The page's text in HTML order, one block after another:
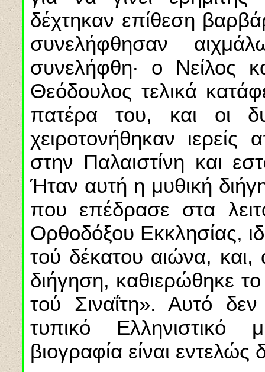
δέχτηκαν επίθεση
συνελήφθησαν
συνελήφθη· ο Νείλος
Θεόδουλος τελικά
πατέρα του, και οι
χειροτονήθηκαν
στην Παλαιστίνη και
Ήταν αυτή η μυθική
που επέδρασε στα
Ορθοδόξου Εκκλησίας,
τού δέκατου αιώνα,
διήγηση, καθιερώθηκε
τού Σιναΐτη». Αυτό
τυπικό Ελληνιστικό
βιογραφία είναι εντελώς